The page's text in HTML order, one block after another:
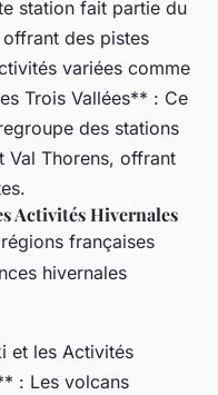
station fait partie du
des pistes
variées comme
Trois Vallées** : Ce
des stations
Val Thorens, offrant
Activités Hivernales
françaises
hivernales
et les Activités
: Les volcans